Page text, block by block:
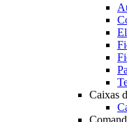
Caixas